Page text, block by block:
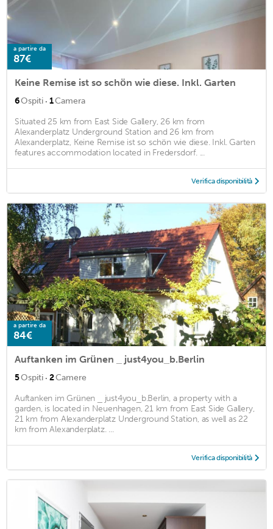
a partire da
87€
Keine Remise ist so schön wie diese. Inkl. Garten
6Ospiti · 1Camera
Situated 25 km from East Side Gallery, 26 km from
Alexanderplatz Underground Station and 26 km from
Alexanderplatz, Keine Remise ist so schön wie diese. Inkl. Garten
features accommodation located in Fredersdorf. ...
Verifica disponibilità
a partire da
84€
Auftanken im Grünen _ just4you_b.Berlin
5Ospiti · 2Camere
Auftanken im Grünen _ just4you_b.Berlin, a property with a
garden, is located in Neuenhagen, 21 km from East Side Gallery,
21 km from Alexanderplatz Underground Station, as well as 22
km from Alexanderplatz. ...
Verifica disponibilità